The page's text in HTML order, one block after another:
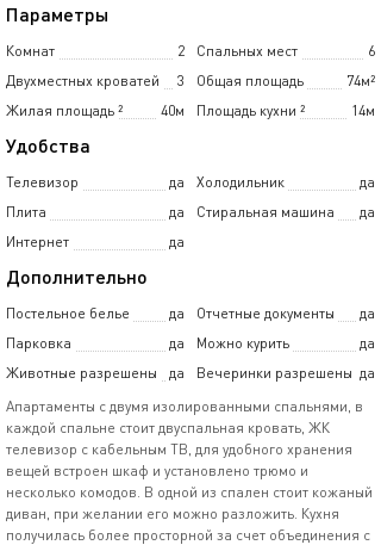
Параметры
Комнат 2 Спальных мест
6
Двухместных кроватей
3 Общая площадь
74м²
Жилая площадь
40м
² Площадь кухни 14м
²
Удобства
Телевизор да Холодильник
да
Плита
да Стиральная машина
да
Интернет
да
Дополнительно
Постельное белье да Отчетные документы
да
Парковка
да Можно курить
да
Животные разрешены
да Вечеринки разрешены да
Апартаменты с двумя изолированными спальнями, в
каждой спальне стоит двуспальная кровать, ЖК
телевизор с кабельным ТВ, для удобного хранения
вещей встроен шкаф и установлено трюмо и
несколько комодов. В одной из спален стоит кожаный
диван, при желании его можно разложить. Кухня
получилась более просторной за счет объединения с